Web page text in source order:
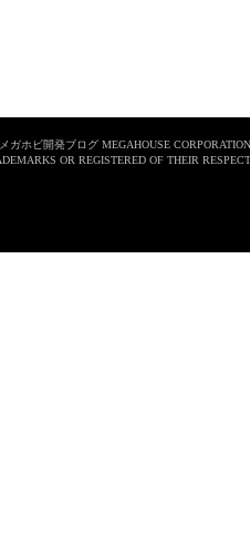
ガホビ開発ブログ MEGAHOUSE
OR REGISTERED OF THEIR